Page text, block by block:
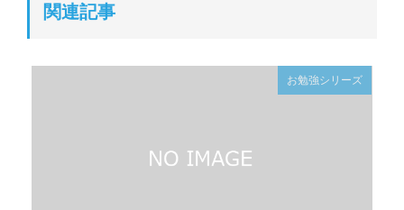
関連記事
お勉強シリーズ